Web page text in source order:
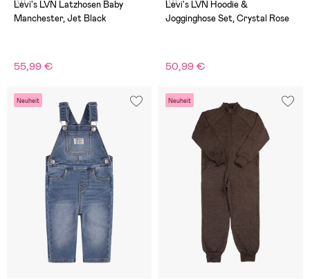
Levi's LVN Latzhosen Baby
Manchester, Jet Black
55,99 €
Levi's LVN Hoodie &
Jogginghose Set, Crystal Rose
50,99 €
Neuheit Neuheit